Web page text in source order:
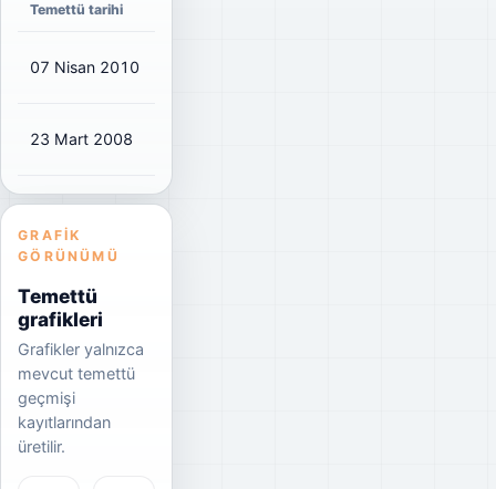
Temettü tarihi
07 Nisan 2010
23 Mart 2008
GRAFIK
GÖRÜNÜMÜ
Temettü
grafikleri
Grafikler yalnızca
mevcut temettü
geçmişi
kayıtlarından
üretilir.